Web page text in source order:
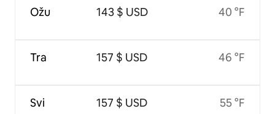
Ožu
Tra
Svi
143 $ USD
157 $ USD
157 $ USD
40 °F
46 °F
55 °F